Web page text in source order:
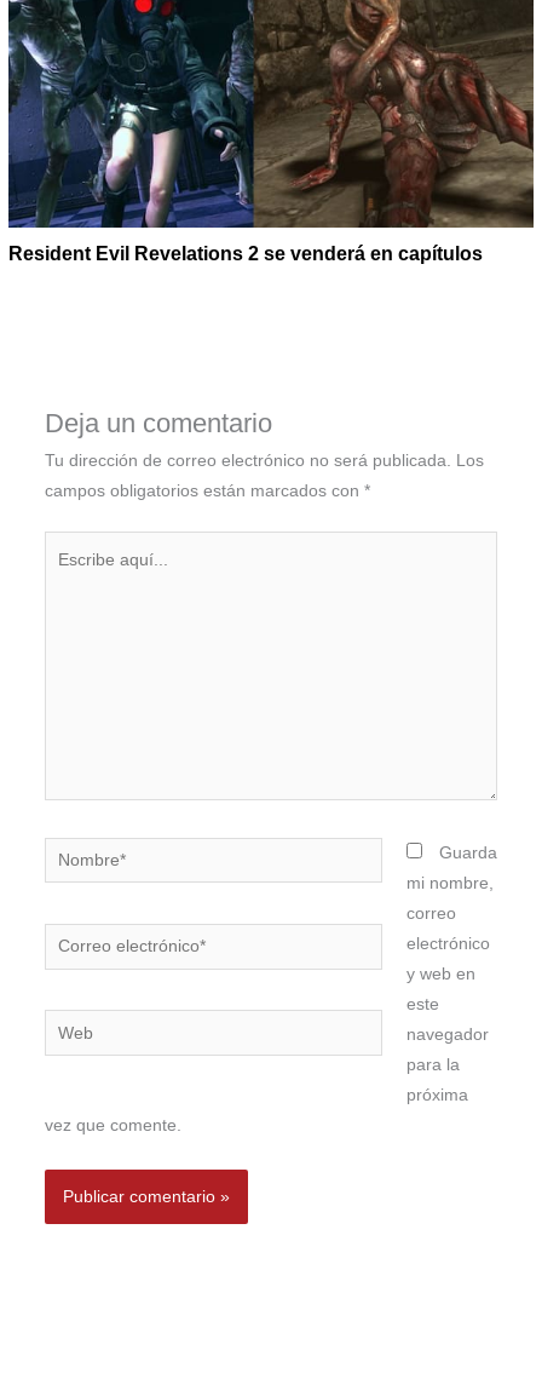
Resident Evil Revelations 2 se venderá en capítulos
Deja un comentario
Tu dirección de correo electrónico no será publicada. Los
campos obligatorios están marcados con *
Nombre*
Correo
electrónico*
Web
Guarda
mi nombre,
correo
electrónico
y web en
este
navegador
para la
próxima
vez que comente.